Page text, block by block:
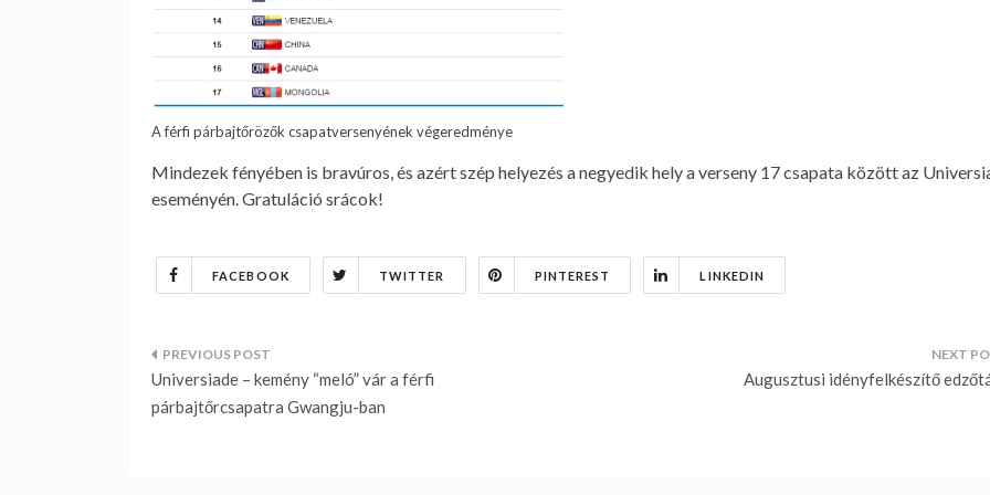
A férfi párbajtőrözők csapatversenyének végeredménye
Mindezek fényében is bravúros, és azért szép helyezés a negyedik hely a verseny 17 csapata között az
eseményén. Gratuláció srácok!
FACEBOOK TWITTER PINTEREST LINKEDIN
Bejegyzés
navigáció
Universiade – kemény “meló” vár a férfi
párbajtőrcsapatra Gwangju-ban
Augusztusi idényfelkészítő